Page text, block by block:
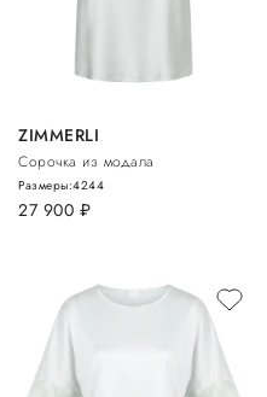
ZIMMERLI
Сорочка из модала
27 900 руб.
Размеры:4244